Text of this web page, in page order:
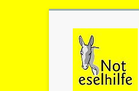
springen